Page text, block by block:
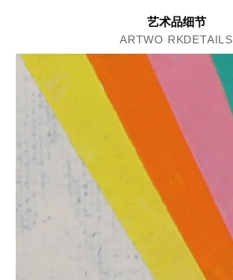
艺术品细节
ARTWO RKDETAILS